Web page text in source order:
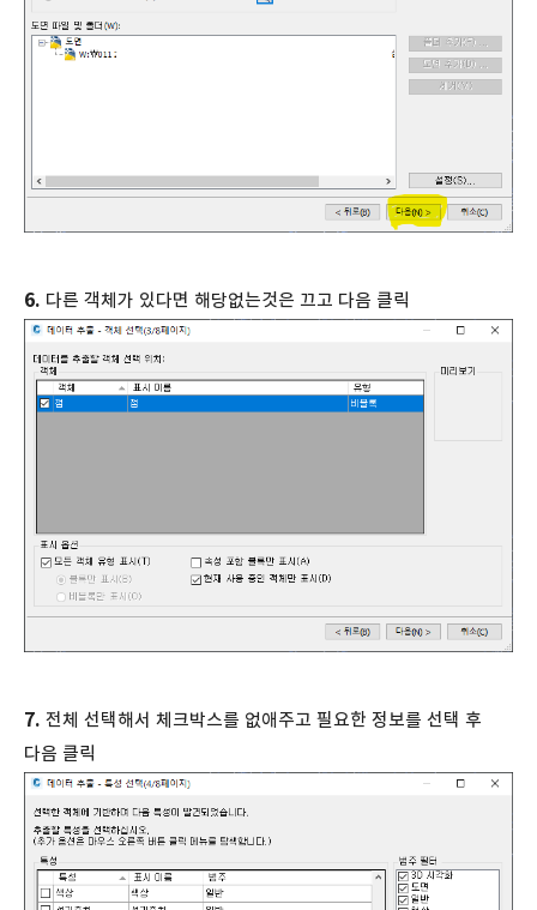
6. 다른 객체가 있다면 해당없는것은 끄고 다음 클릭
7. 전체 선택해서 체크박스를 없애주고 필요한 정보를 선택 후
다음 클릭